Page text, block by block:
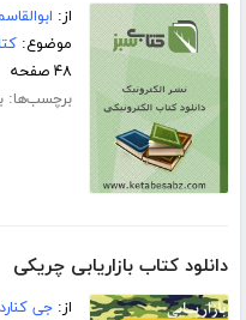
از:
موضوع:
۴۸ صفحه
برچسب‌ها:
دانلود کتاب بازاریابی چریکی
از:جی